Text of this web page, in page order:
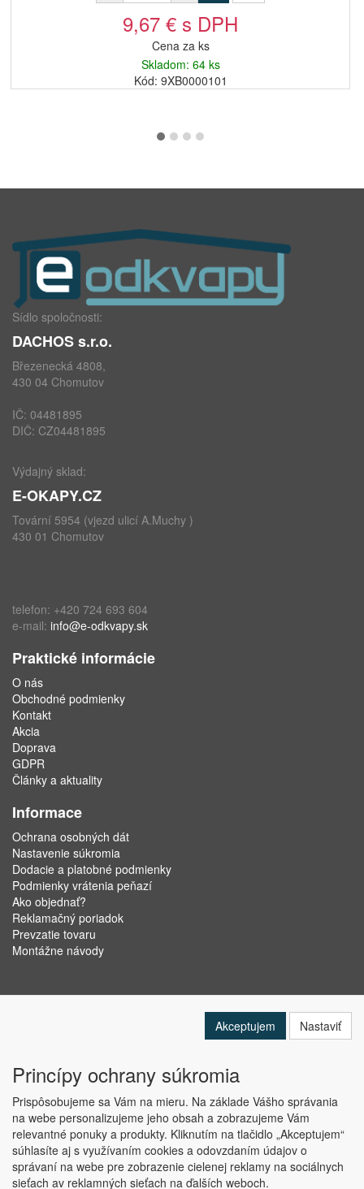
9,67 € s DPH
Cena za ks
Skladom: 64 ks
Kód: 9XB0000101
Sídlo spoločnosti:
DACHOS s.r.o.
Březenecká 4808,
430 04 Chomutov
IČ: 04481895
DIČ: CZ04481895
Výdajný sklad:
E-OKAPY.CZ
Tovární 5954 (vjezd ulicí A.Muchy )
430 01 Chomutov
telefon: +420 724 693 604
e-mail: info@e-odkvapy.sk
Praktické informácie
O nás
Obchodné podmienky
Kontakt
Akcia
Doprava
GDPR
Články a aktuality
Informace
Ochrana osobných dát
Nastavenie súkromia
Dodacie a platobné podmienky
Podmienky vrátenia peňazí
Ako objednať?
Reklamačný poriadok
Prevzatie tovaru
Montážne návody
Copyright © ABRA Software a.s. 2019
Akceptujem Nastaviť
Princípy ochrany súkromia
Prispôsobujeme sa Vám na mieru. Na základe Vášho správania
na webe personalizujeme jeho obsah a zobrazujeme Vám
relevantné ponuky a produkty. Kliknutím na tlačidlo „Akceptujem“
súhlasíte aj s využívaním cookies a odovzdaním údajov o
správaní na webe pre zobrazenie cielenej reklamy na sociálnych
sieťach av reklamných sieťach na ďalších weboch.